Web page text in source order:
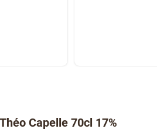
Capelle 70cl 17%